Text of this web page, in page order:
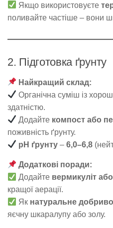
Якщо використовуєте
поливайте частіше – вони
2. Підготовка ґрунту
Найкращий склад:
Органічна суміш із
здатністю.
Додайте компост або
поживність ґрунту.
pH ґрунту –6,0–6,8
Додаткові поради:
Додайте вермикуліт
кращої аерації.
Як натуральне добриво
яєчну шкаралупу або золу.